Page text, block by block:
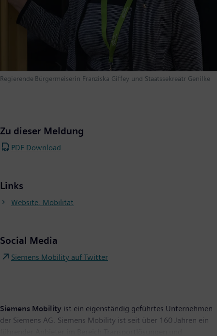
Regierende Bürgermeiserin Franziska Giffey und Staatssekreätr Genilke
Zu dieser Meldung
PDF Download
Links
Website: Mobilität
Social Media
Siemens Mobility auf Twitter
Siemens Mobility ist ein eigenständig geführtes Unternehmen
der Siemens AG. Siemens Mobility ist seit über 160 Jahren ein